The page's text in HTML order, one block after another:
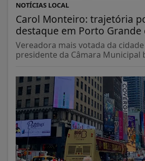
NOTÍCIAS LOCAL
Carol Monteiro: trajetória
destaque em Porto Grande
Vereadora mais votada da
presidente da Câmara Municipal